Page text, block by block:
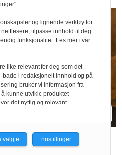
for den
og lignende verktøy for
tilpasse innhold til deg
funksjonalitet. Les mer i vår
like relevant for deg som det
bade i redaksjonelt innhold og på
bruker vi informasjon fra
kunne utvikle produktet
det nyttig og relevant.
valgte Innstillinger